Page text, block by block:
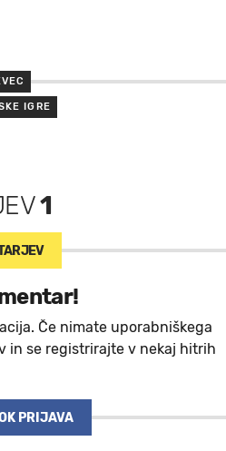
IGRE
1
Če nimate uporabniškega
in se registrirajte v nekaj hitrih
PRIJAVA